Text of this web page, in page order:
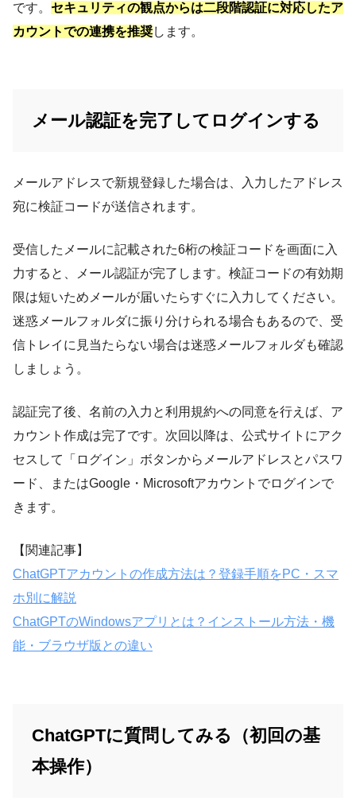
です。 セキュリティの観点からは二段階認証に対応したア
カウントでの連携を推奨します。
メール認証を完了してログインする
メールアドレスで新規登録した場合は、入力したアドレス
宛に検証コードが送信されます。
受信したメールに記載された6桁の検証コードを画面に入
力すると、メール認証が完了します。検証コードの有効期
限は短いためメールが届いたらすぐに入力してください。
迷惑メールフォルダに振り分けられる場合もあるので、受
信トレイに見当たらない場合は迷惑メールフォルダも確認
しましょう。
認証完了後、名前の入力と利用規約への同意を行えば、ア
カウント作成は完了です。次回以降は、公式サイトにアク
セスして「ログイン」ボタンからメールアドレスとパスワ
ード、またはGoogle・Microsoftアカウントでログインで
きます。
【関連記事】
ChatGPTアカウントの作成方法は？登録手順をPC・スマ
ホ別に解説
ChatGPTのWindowsアプリとは？インストール方法・機
能・ブラウザ版との違い
ChatGPTに質問してみる（初回の基
本操作）